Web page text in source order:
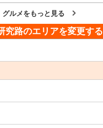
グルメをもっと見る
究路のエリアを変更する